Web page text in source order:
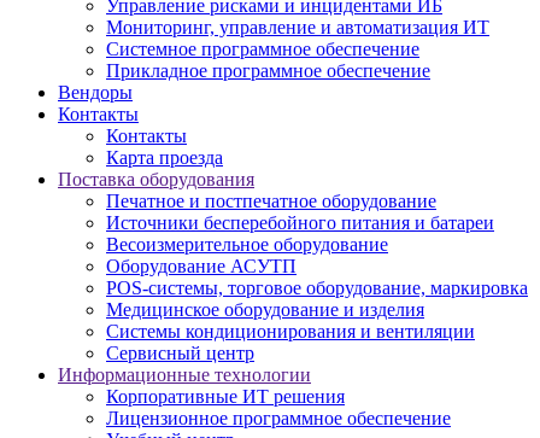
Управление рисками и инцидентами ИБ
Мониторинг, управление и автоматизация ИТ
Системное программное обеспечение
Прикладное программное обеспечение
Вендоры
Контакты
Контакты
Карта проезда
Поставка оборудования
Печатное и постпечатное оборудование
Источники бесперебойного питания и батареи
Весоизмерительное оборудование
Оборудование АСУТП
POS-системы, торговое оборудование, маркировка
Медицинское оборудование и изделия
Системы кондиционирования и вентиляции
Сервисный центр
Информационные технологии
Корпоративные ИТ решения
Лицензионное программное обеспечение